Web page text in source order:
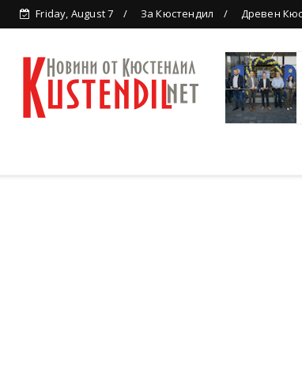
Friday, August 7 За Кюстендил Древен